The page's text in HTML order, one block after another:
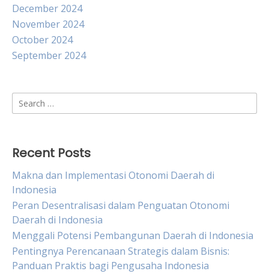
December 2024
November 2024
October 2024
September 2024
Search
for:
Recent Posts
Makna dan Implementasi Otonomi Daerah di
Indonesia
Peran Desentralisasi dalam Penguatan Otonomi
Daerah di Indonesia
Menggali Potensi Pembangunan Daerah di Indonesia
Pentingnya Perencanaan Strategis dalam Bisnis:
Panduan Praktis bagi Pengusaha Indonesia